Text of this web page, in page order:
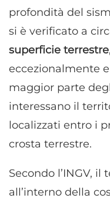
profondità del
si è verificato a
superficie terrestre
eccezionalmente
maggior parte
interessano il
localizzati entro i
crosta terrestre.
Secondo l’INGV,
all’interno della